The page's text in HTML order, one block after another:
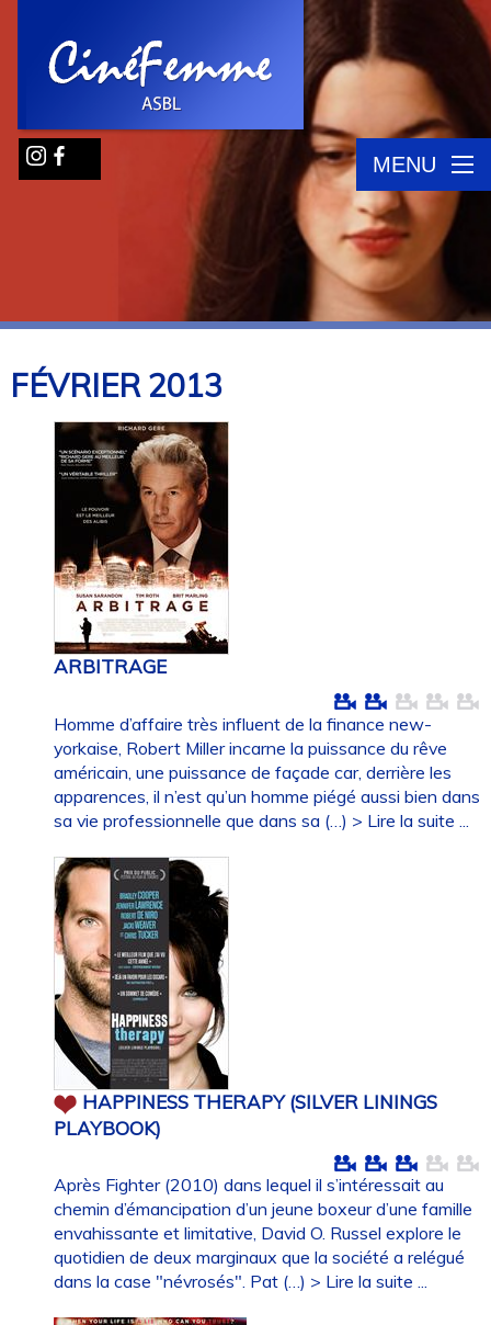
MENU
FÉVRIER2013
ARBITRAGE
Homme d’affaire très influent de la finance new-
yorkaise, Robert Miller incarne la puissance du rêve
américain, une puissance de façade car, derrière les
apparences, il n’est qu’un homme piégé aussi bien dans
sa vie professionnelle que dans sa (…) > Lire la suite ...
HAPPINESS THERAPY (SILVER LININGS
PLAYBOOK)
Après Fighter (2010) dans lequel il s’intéressait au
chemin d’émancipation d’un jeune boxeur d’une famille
envahissante et limitative, David O. Russel explore le
quotidien de deux marginaux que la société a relégué
dans la case "névrosés". Pat (…) > Lire la suite ...